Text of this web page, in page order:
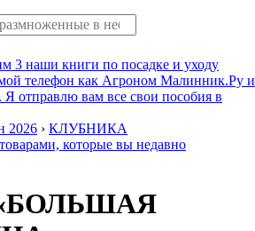
наши книги по посадке и уходу
телефон как Агроном Малинник.Ру и
отправлю вам все свои пособия в
2026 › КЛУБНИКА
которые вы недавно
«БОЛЬШАЯ